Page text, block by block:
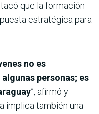
que la formación
estratégica para
no es
personas; es
”, afirmó y
implica también una